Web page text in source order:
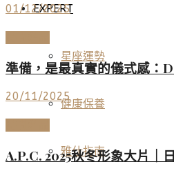
EXPERT
星座運勢
健康保養
雅仕指南
01/12/2025
準備，是最真實的儀式感：
20/11/2025
A.P.C. 2025秋冬形象大片｜